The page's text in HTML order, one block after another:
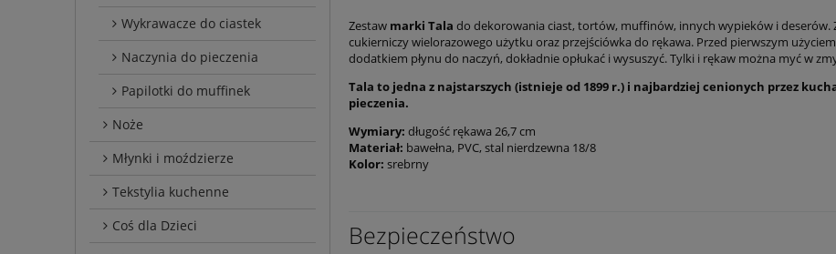
Wykrawacze do ciastek
Naczynia do pieczenia
Papilotki do muffinek
Noże
Młynki i moździerze
Tekstylia kuchenne
Coś dla Dzieci
Zestaw marki Tala do dekorowania ciast, tortów, muffinów, innych wypieków i deserów.
cukierniczy wielorazowego użytku oraz przejściówka do rękawa. Przed pierwszym
dodatkiem płynu do naczyń, dokładnie opłukać i wysuszyć. Tylki i rękaw można myć w
Tala to jedna z najstarszych (istnieje od 1899 r.) i najbardziej cenionych przez
pieczenia.
Wymiary: długość rękawa 26,7 cm
Materiał: bawełna, PVC, stal nierdzewna 18/8
Kolor: srebrny
Bezpieczeństwo